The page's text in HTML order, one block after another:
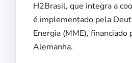
H2Brasil, que integra a
é implementado pela
Energia (MME),
Alemanha.